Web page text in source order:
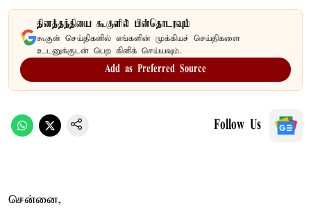
தினத்தந்தியை கூகுளில் பின்தொடரவும்
கூகுள் செய்திகளில் எங்களின் முக்கியச் செய்திகளை
உடனுக்குடன் பெற கிளிக் செய்யவும்.
Add as Preferred Source
Follow Us
சென்னை,